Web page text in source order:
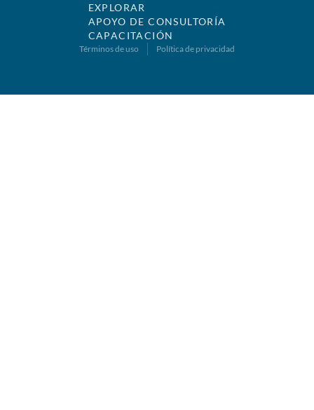
EXPLORAR
APOYO DE CONSULTORÍA
CAPACITACIÓN
Términos de uso Política de privacidad